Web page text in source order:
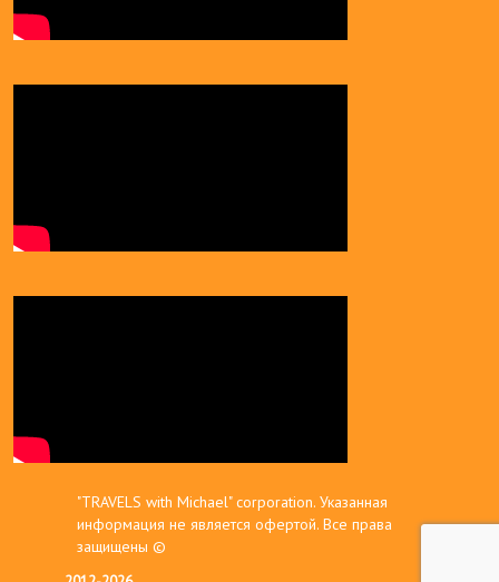
"TRAVELS with Michael" corporation. Указанная
информация не является офертой. Все права
защищены ©